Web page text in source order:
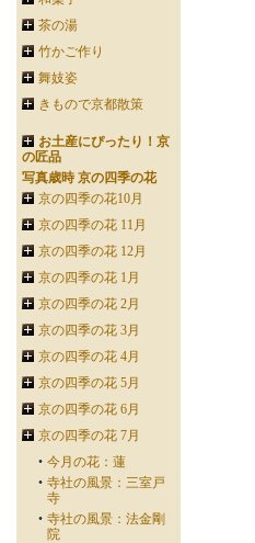
茶の湯
竹かご作り
舞妓姿
きもので京都散策
お土産にぴったり！京
の匠品
写真歳時 京の四季の花
京の四季の花10月
京の四季の花 11月
京の四季の花 12月
京の四季の花 1月
京の四季の花 2月
京の四季の花 3月
京の四季の花 4月
京の四季の花 5月
京の四季の花 6月
京の四季の花 7月
今月の花：蓮
寺社の風景：三室戸
寺
寺社の風景：法金剛
院